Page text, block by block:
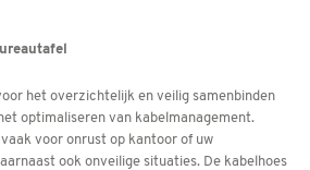
het overzichtelijk en veilig samenbinden
optimaliseren van kabelmanagement.
voor onrust op kantoor of uw
ook onveilige situaties. De kabelhoes